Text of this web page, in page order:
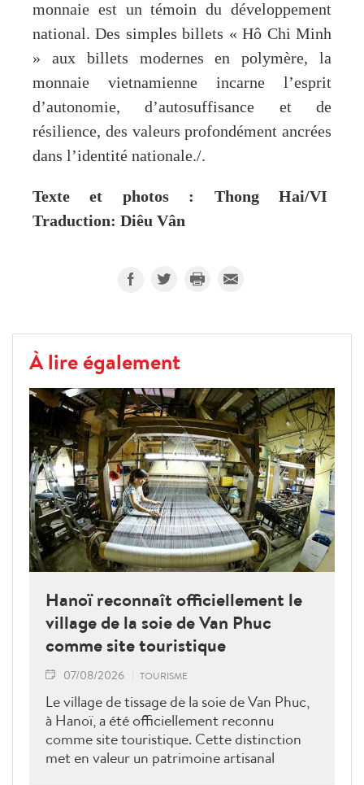
monnaie est un témoin du développement
national. Des simples billets « Hô Chi Minh
» aux billets modernes en polymère, la
monnaie vietnamienne incarne l’esprit
d’autonomie, d’autosuffisance et de
résilience, des valeurs profondément ancrées
dans l’identité nationale./.
Texte et photos : Thong Hai/VI
Traduction: Diêu Vân
À lire également
Hanoï reconnaît officiellement le
village de la soie de Van Phuc
comme site touristique
07/08/2026 TOURISME
Le village de tissage de la soie de Van Phuc,
à Hanoï, a été officiellement reconnu
comme site touristique. Cette distinction
met en valeur un patrimoine artisanal